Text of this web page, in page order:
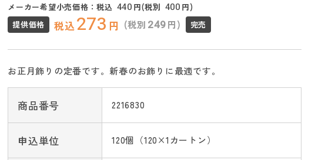
メーカー希望小売価格：税込 440 円(税別 400 円)
提供価格
税込273 円 (税別 249円) 完売
お正月飾りの定番です。新春のお飾りに最適です。
商品番号 2216830
申込単位 120個（120×1カートン）